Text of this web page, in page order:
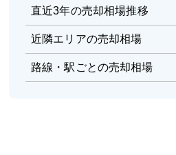
直近3年の売却相場推移
近隣エリアの売却相場
路線・駅ごとの売却相場